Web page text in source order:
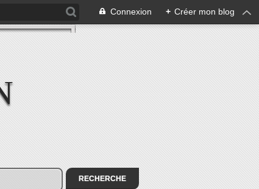
Connexion + Créer mon blog